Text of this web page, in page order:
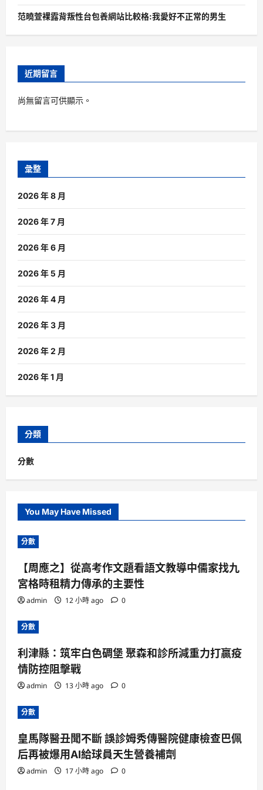
范曉萱裸露背叛性台包養網站比較格:我愛好不正常的男生
近期留言
尚無留言可供顯示。
彙整
2026 年 8 月
2026 年 7 月
2026 年 6 月
2026 年 5 月
2026 年 4 月
2026 年 3 月
2026 年 2 月
2026 年 1 月
分類
分數
You May Have Missed
分數
【周應之】從高考作文題看語文教導中儒家找九
宮格時租精力傳承的主要性
admin 12 小時 ago 0
分數
利津縣：筑牢白色碉堡 聚森和診所減重力打贏疫
情防控阻擊戰
admin 13 小時 ago 0
分數
皇馬隊醫丑聞不斷 誤診姆秀傳醫院健康檢查巴佩
后再被爆用AI給球員天生營養補劑
admin 17 小時 ago 0